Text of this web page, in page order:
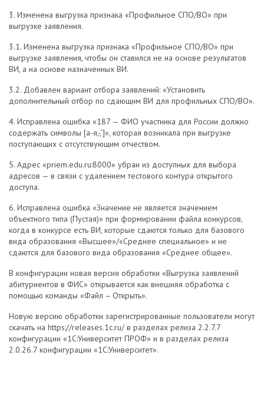
3. Изменена выгрузка признака «Профильное СПО/ВО» при
выгрузке заявления.
3.1. Изменена выгрузка признака «Профильное СПО/ВО» при
выгрузке заявления, чтобы он ставился не на основе результатов
ВИ, а на основе назначенных ВИ.
3.2. Добавлен вариант отбора заявлений: «Установить
дополнительный отбор по сдающим ВИ для профильных СПО/ВО».
4. Исправлена ошибка «187 — ФИО участника для России должно
содержать символы [а-я,-,’]», которая возникала при выгрузке
поступающих с отсутствующим отчеством.
5. Адрес «priem.edu.ru:8000» убран из доступных для выбора
адресов — в связи с удалением тестового контура открытого
доступа.
6. Исправлена ошибка «Значение не является значением
объектного типа (Пустая)» при формировании файла конкурсов,
когда в конкурсе есть ВИ, которые сдаются только для базового
вида образования «Высшее»/«Среднее специальное» и не
сдаются для базового вида образования «Среднее общее».
В конфигурации новая версия обработки «Выгрузка заявлений
абитуриентов в ФИС» открывается как внешняя обработка с
помощью команды «Файл – Открыть».
Новую версию обработки зарегистрированные пользователи могут
скачать на https://releases.1c.ru/ в разделах релиза 2.2.7.7
конфигурации «1С:Университет ПРОФ» и в разделах релиза
2.0.26.7 конфигурации «1С:Университет».